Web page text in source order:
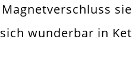
wunderbar in